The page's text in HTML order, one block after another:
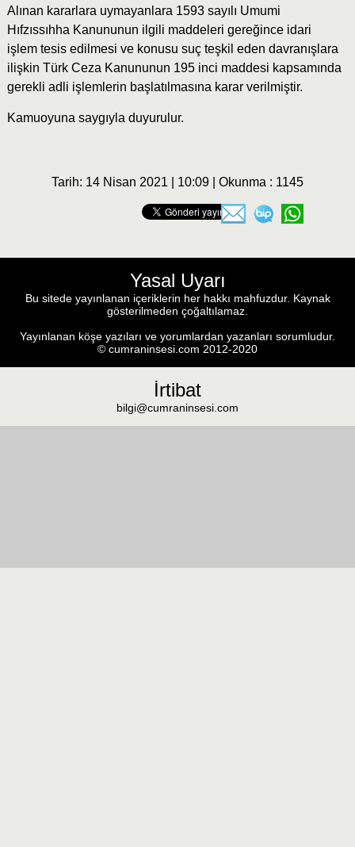
Alınan kararlara uymayanlara 1593 sayılı Umumi
Hıfzıssıhha Kanununun ilgili maddeleri gereğince idari
işlem tesis edilmesi ve konusu suç teşkil eden davranışlara
ilişkin Türk Ceza Kanununun 195 inci maddesi kapsamında
gerekli adli işlemlerin başlatılmasına karar verilmiştir.
Kamuoyuna saygıyla duyurulur.
Tarih: 14 Nisan 2021 | 10:09 | Okunma : 1145
Yasal Uyarı
Bu sitede yayınlanan içeriklerin her hakkı mahfuzdur. Kaynak
gösterilmeden çoğaltılamaz.
Yayınlanan köşe yazıları ve yorumlardan yazanları sorumludur.
© cumraninsesi.com 2012-2020
İrtibat
bilgi@cumraninsesi.com